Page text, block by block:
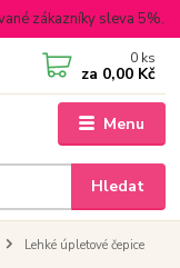
zákazníky sleva 5%.
Menu
Hledat
0 ks
za 0,00 Kč
Lehké úpletové čepice